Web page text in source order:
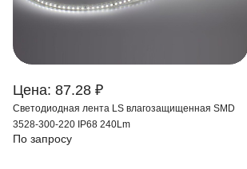
Цена: 87.28 ₽
Светодиодная лента LS влагозащищенная SMD
3528-300-220 IP68 240Lm
По запросу